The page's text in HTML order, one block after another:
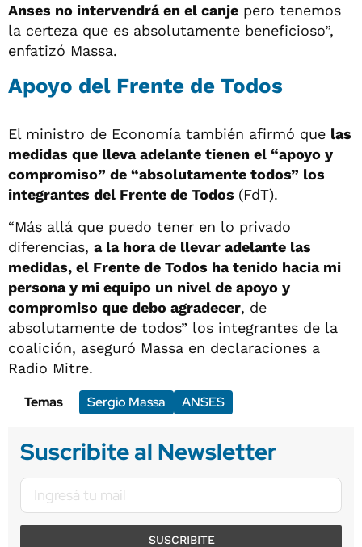
Anses no intervendrá en el canje pero tenemos
la certeza que es absolutamente beneficioso”,
enfatizó Massa.
Apoyo del Frente de Todos
El ministro de Economía también afirmó que las
medidas que lleva adelante tienen el “apoyo y
compromiso” de “absolutamente todos” los
integrantes del Frente de Todos (FdT).
“Más allá que puedo tener en lo privado
diferencias, a la hora de llevar adelante las
medidas, el Frente de Todos ha tenido hacia mi
persona y mi equipo un nivel de apoyo y
compromiso que debo agradecer, de
absolutamente de todos” los integrantes de la
coalición, aseguró Massa en declaraciones a
Radio Mitre.
Temas
Sergio Massa ANSES
Suscribite al Newsletter
SUSCRIBITE